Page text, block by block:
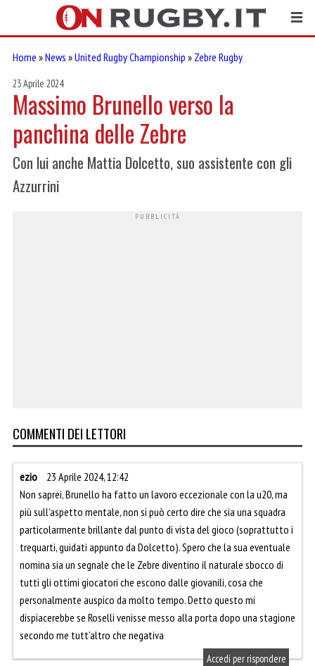
Home »News »United Rugby Championship » Zebre Rugby
23 Aprile 2024
Massimo Brunello verso la
panchina delle Zebre
Con lui anche Mattia Dolcetto, suo assistente con gli
Azzurrini
COMMENTI DEI LETTORI
ezio
23 Aprile 2024, 12:42
Non saprei, Brunello ha fatto un lavoro eccezionale con la u20, ma
più sull’aspetto mentale, non si può certo dire che sia una squadra
particolarmente brillante dal punto di vista del gioco (soprattutto i
trequarti, guidati appunto da Dolcetto). Spero che la sua eventuale
nomina sia un segnale che le Zebre diventino il naturale sbocco di
tutti gli ottimi giocatori che escono dalle giovanili, cosa che
personalmente auspico da molto tempo. Detto questo mi
dispiacerebbe se Roselli venisse messo alla porta dopo una stagione
secondo me tutt’altro che negativa
Accedi per rispondere